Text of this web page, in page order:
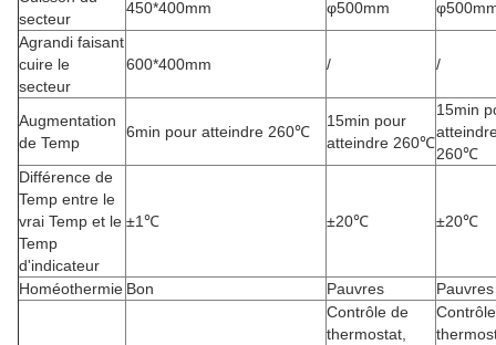
secteur
450*400mm φ500mm
Agrandi faisant
cuire le
secteur
600*400mm / /
Augmentation
de Temp
6min pour atteindre 260℃
15min pour
atteindre 260℃
15min
260℃
Différence de
Temp entre le
vrai Temp et le
Temp
d'indicateur
±1℃ ±20℃ ±20℃
Homéothermie Bon Pauvres Pauvres
Contrôle de
thermostat,